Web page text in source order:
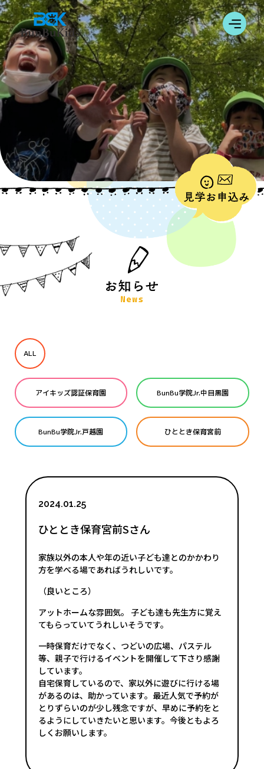
ALL
アイキッズ認証保育園 BunBu学院Jr.中目黒園
BunBu学院Jr.戸越園 ひととき保育宮前
2024.01.25
ひととき保育宮前Sさん
家族以外の本人や年の近い子ども達とのかかわり
方を学べる場であればうれしいです。
（良いところ）
アットホームな雰囲気。 子ども達も先生方に覚え
てもらっていてうれしいそうです。
一時保育だけでなく、つどいの広場、パステル
等、親子で行けるイベントを開催して下さり感謝
しています。
自宅保育しているので、家以外に遊びに行ける場
があるのは、助かっています。最近人気で予約が
とりずらいのが少し残念ですが、早めに予約をと
るようにしていきたいと思います。今後ともよろ
しくお願いします。